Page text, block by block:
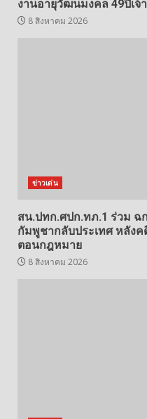
งานอายุวัฒนมงคล 49ปีเจ้
8 สิงหาคม 2026
ข่าวเด่น
สน.ปทก.ศปก.ทภ.1 ร่วม ฉ
กัมพูชากลับประเทศ หลัง
ตอนกฎหมาย
8 สิงหาคม 2026